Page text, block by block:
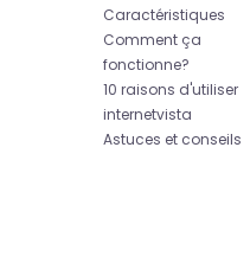
Caractéristiques
Comment ça
fonctionne?
10 raisons d'utiliser
internetvista
Astuces et conseils